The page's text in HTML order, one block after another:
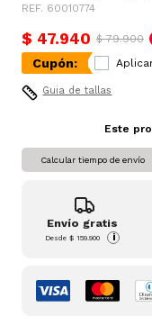
REF. 60010774
$ 47.940 $ 79.900
Cupón:
Guia de tallas
Este
Calcular tiempo de envío
Envío gratis
Desde$ 159.900 i